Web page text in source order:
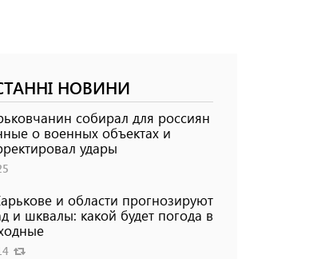
НОВИНИ
собирал для россиян
о военных объектах и
удары
и области прогнозируют
и шквалы: какой будет погода в